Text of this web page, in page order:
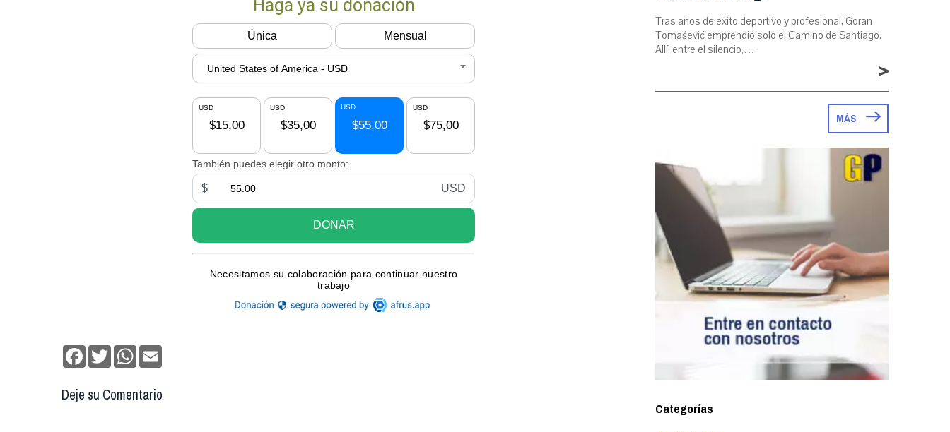
Facebook
TwitterWhatsApp
Deje su Comentario
Tras años de éxito deportivo y profesional, Goran
Tomašević emprendió solo el Camino de Santiago.
Allí, entre el silencio,…
>
MÁS
Categorías